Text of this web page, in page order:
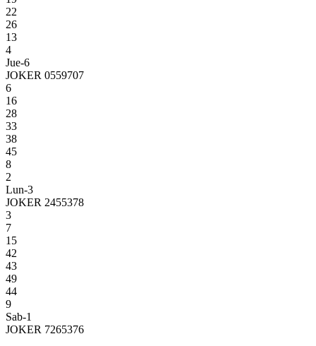
22
26
13
4
Jue-6
JOKER 0559707
6
16
28
33
38
45
8
2
Lun-3
JOKER 2455378
3
7
15
42
43
49
44
9
Sab-1
JOKER 7265376